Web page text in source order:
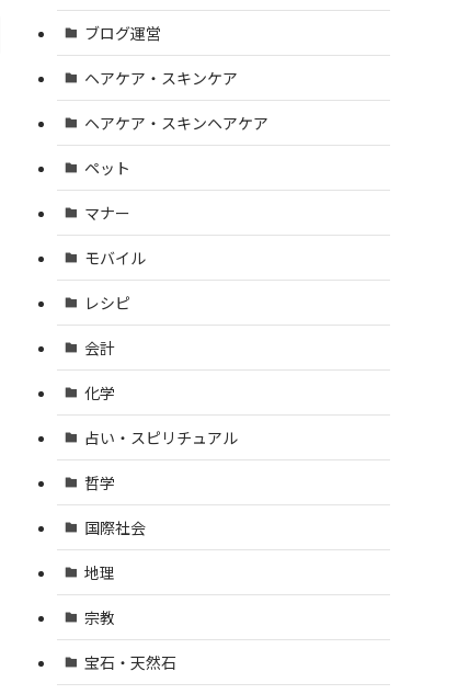
ブログ運営
ヘアケア・スキンケア
ヘアケア・スキンヘアケア
ペット
マナー
モバイル
レシピ
会計
化学
占い・スピリチュアル
哲学
国際社会
地理
宗教
宝石・天然石